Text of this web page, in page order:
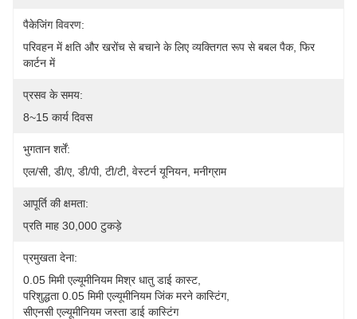
पैकेजिंग विवरण:
परिवहन में क्षति और खरोंच से बचाने के लिए व्यक्तिगत रूप से बबल पैक, फिर
कार्टन में
प्रसव के समय:
8~15 कार्य दिवस
भुगतान शर्तें:
एल/सी, डी/ए, डी/पी, टी/टी, वेस्टर्न यूनियन, मनीग्राम
आपूर्ति की क्षमता:
प्रति माह 30,000 टुकड़े
प्रमुखता देना:
0.05 मिमी एल्यूमीनियम मिश्र धातु डाई कास्ट
परिशुद्धता 0.05 मिमी एल्यूमीनियम जिंक मरने कास्टिंग,
सीएनसी एल्यूमीनियम जस्ता डाई कास्टिंग